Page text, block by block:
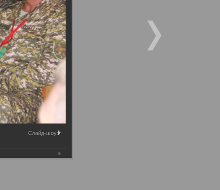
Слайд-шоу: